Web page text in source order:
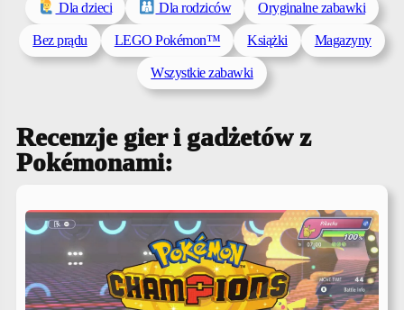
Dla dzieci Dla rodziców
Oryginalne zabawki
Bez prądu
LEGO Pokémon™ Książki
Magazyny
Wszystkie zabawki
Recenzje gier i gadżetów z
Pokémonami: